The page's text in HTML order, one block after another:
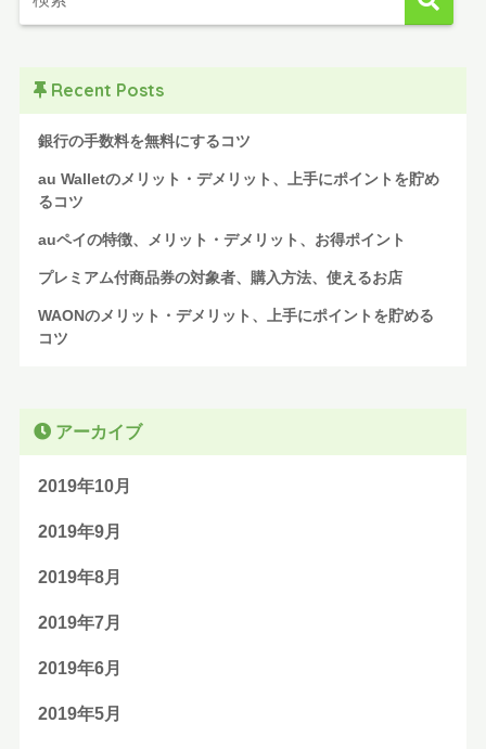
Recent Posts
銀行の手数料を無料にするコツ
au Walletのメリット・デメリット、上手にポイントを貯め
るコツ
auペイの特徴、メリット・デメリット、お得ポイント
プレミアム付商品券の対象者、購入方法、使えるお店
WAONのメリット・デメリット、上手にポイントを貯める
コツ
アーカイブ
2019年10月
2019年9月
2019年8月
2019年7月
2019年6月
2019年5月